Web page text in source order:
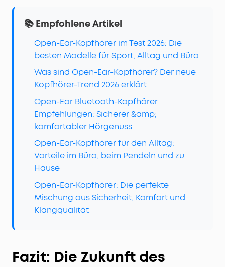
📚 Empfohlene Artikel
Open-Ear-Kopfhörer im Test 2026: Die
besten Modelle für Sport, Alltag und Büro
Was sind Open-Ear-Kopfhörer? Der neue
Kopfhörer-Trend 2026 erklärt
Open-Ear Bluetooth-Kopfhörer
Empfehlungen: Sicherer &amp;
komfortabler Hörgenuss
Open-Ear-Kopfhörer für den Alltag:
Vorteile im Büro, beim Pendeln und zu
Hause
Open-Ear-Kopfhörer: Die perfekte
Mischung aus Sicherheit, Komfort und
Klangqualität
Fazit: Die Zukunft des